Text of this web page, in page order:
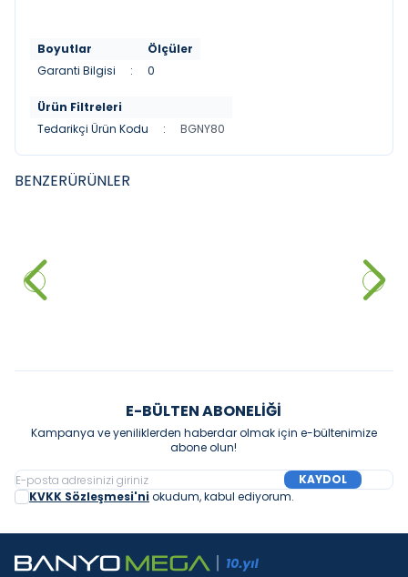
Boyutlar
Ölçüler
Garanti Bilgisi
: 0
Ürün Filtreleri
Tedarikçi Ürün Kodu
: BGNY80
BENZERÜRÜNLER
Dolabı Beyaz
10.032,00
E-BÜLTEN ABONELIĞI
Kampanya ve yeniliklerden haberdar olmak için e-bültenimize
abone olun!
KAYDOL
KVKK Sözleşmesi'ni okudum, kabul ediyorum.